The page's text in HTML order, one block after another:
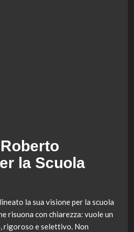
la Scuola
la sua visione per la scuola
risuona con chiarezza: vuole un
rigoroso e selettivo. Non